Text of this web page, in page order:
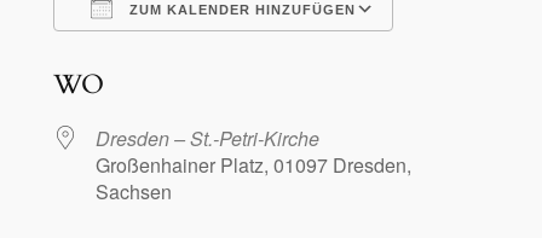
ZUM KALENDER HINZUFÜGEN
WO
Dresden – St.-Petri-Kirche
Großenhainer Platz, 01097 Dresden,
Sachsen